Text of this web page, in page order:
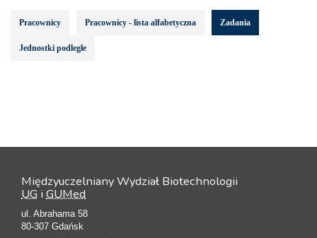
Pracownicy Pracownicy - lista alfabetyczna Zadania
Jednostki podległe
Międzyuczelniany Wydział Biotechnologii
UG i GUMed
ul. Abrahama 58
80-307 Gdańsk